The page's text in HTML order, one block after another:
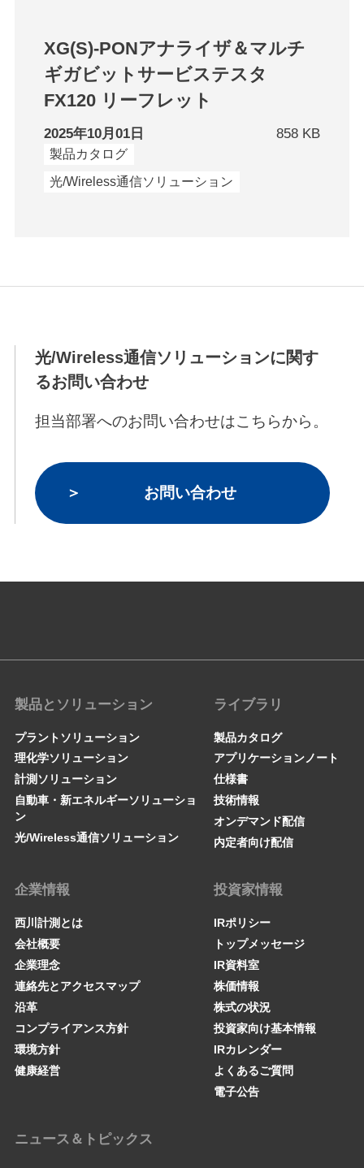
製品カタログ
光/Wireless通信ソリューション
XG(S)-PONアナライザ＆マルチ
ギガビットサービステスタ
FX120 リーフレット
2025年10月01日 858 KB
光/Wireless通信ソリューションに関す
るお問い合わせ
担当部署へのお問い合わせはこちらから。
お問い合わせ
製品とソリューション
プラントソリューション
理化学ソリューション
計測ソリューション
自動車・新エネルギーソリューショ
ン
光/Wireless通信ソリューション
ライブラリ
製品カタログ
アプリケーションノート
仕様書
技術情報
オンデマンド配信
内定者向け配信
企業情報
西川計測とは
会社概要
企業理念
連絡先とアクセスマップ
沿革
コンプライアンス方針
環境方針
健康経営
投資家情報
IRポリシー
トップメッセージ
IR資料室
株価情報
株式の状況
投資家向け基本情報
IRカレンダー
よくあるご質問
電子公告
ニュース＆トピックス